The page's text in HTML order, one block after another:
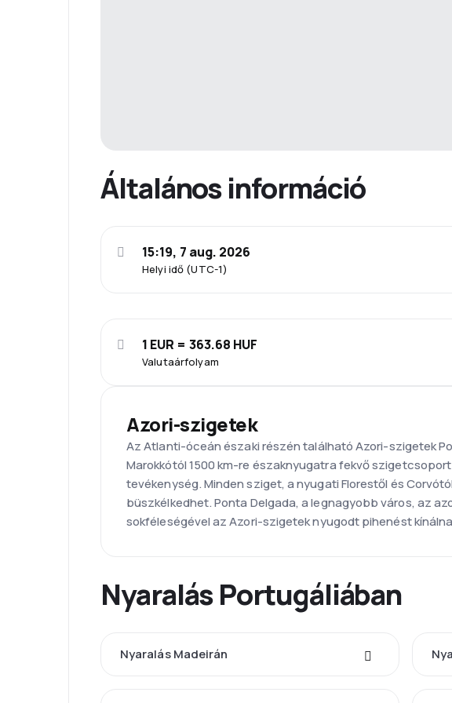
Általános információ
Helyi idő (UTC-1)
15:19, 7 aug. 2026
Valutaárfolyam
1 EUR = 363.68 HUF
Azori-szigetek
Az Atlanti-óceán északi részén található Azori-szigetek
Marokkótól 1500 km-re északnyugatra fekvő
tevékenység. Minden sziget, a nyugati Florestől és
büszkélkedhet. Ponta Delgada, a legnagyobb város, az
sokféleségével az Azori-szigetek nyugodt pihenést
Nyaralás Portugáliában
Nyaralás Madeirán